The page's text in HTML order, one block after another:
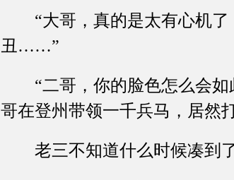
“大哥，真的是太有心机了
丑……”
“二哥，你的脸色怎么会如
哥在登州带领一千兵马，居然
老三不知道什么时候凑到了